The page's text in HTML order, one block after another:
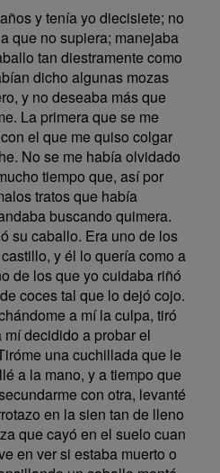
y tenía yo diecisiete; no
que no supiera; manejaba
tan diestramente como
dicho algunas mozas
y no deseaba más que
La primera que se me
el que me quiso colgar
No se me había olvidado
tiempo que, así por
tratos que había
buscando quimera.
su caballo. Era uno de los
y él lo quería como a
de los que yo cuidaba riñó
coces tal que lo dejó cojo.
a mí la culpa, tiró
decidido a probar el
una cuchillada que le
a la mano, y a tiempo que
con otra, levanté
en la sien tan de lleno
que cayó en el suelo cuan
en ver si estaba muerto o